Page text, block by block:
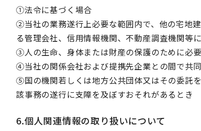
①法令に基づく場合
②当社の業務遂行上必要な範囲内で、他の宅地
る管理会社、信用情報機関、不動産調査機関等
③人の生命、身体または財産の保護のために必
④当社の関係会社および提携先企業との間で共
⑤国の機関若しくは地方公共団体又はその委託
該事務の遂行に支障を及ぼすおそれがあるとき
6.個人関連情報の取り扱いについて